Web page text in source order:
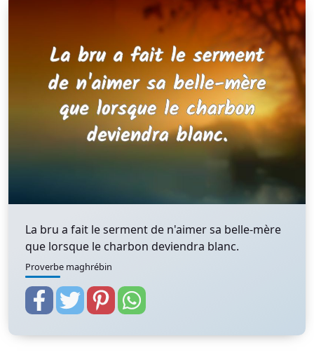
La bru a fait le serment de n'aimer sa belle-mère
que lorsque le charbon deviendra blanc.
Proverbe maghrébin